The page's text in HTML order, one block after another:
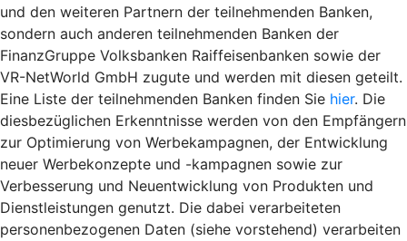
und den weiteren Partnern der teilnehmenden Banken,
sondern auch anderen teilnehmenden Banken der
FinanzGruppe Volksbanken Raiffeisenbanken sowie der
VR-NetWorld GmbH zugute und werden mit diesen geteilt.
Eine Liste der teilnehmenden Banken finden Sie hier. Die
diesbezüglichen Erkenntnisse werden von den Empfängern
zur Optimierung von Werbekampagnen, der Entwicklung
neuer Werbekonzepte und -kampagnen sowie zur
Verbesserung und Neuentwicklung von Produkten und
Dienstleistungen genutzt. Die dabei verarbeiteten
personenbezogenen Daten (siehe vorstehend) verarbeiten